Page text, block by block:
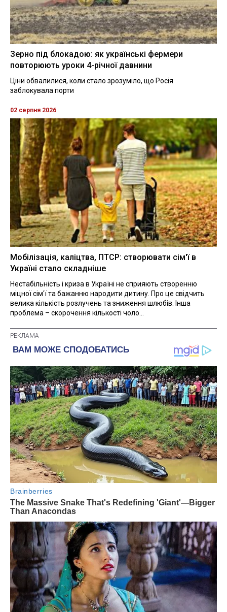
Зерно під блокадою: як українські фермери
повторюють уроки 4-річної давнини
Ціни обвалилися, коли стало зрозуміло, що Росія
заблокувала порти
02 серпня 2026
Мобілізація, каліцтва, ПТСР: створювати сім'ї в
Україні стало складніше
Нестабільність і криза в Україні не сприяють створенню
міцної сім'ї та бажанню народити дитину. Про це свідчить
велика кількість розлучень та зниження шлюбів. Інша
проблема – скорочення кількості чоло...